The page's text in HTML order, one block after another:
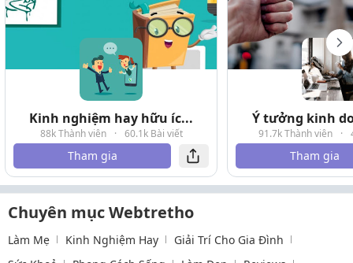
Kinh nghiệm hay hữu íc...
88k Thành viên · 60.1k Bài viết
Tham gia
Ý tưởng kinh
91.7k Thành viên ·
Tham gia
Chuyên mục Webtretho
Làm Mẹ Kinh Nghiệm Hay
Giải Trí Cho Gia Đình